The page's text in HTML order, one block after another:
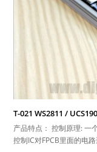
T-021 WS2811 /
产品特点： 控制原理: 一
控制IC对FPCB里面的电